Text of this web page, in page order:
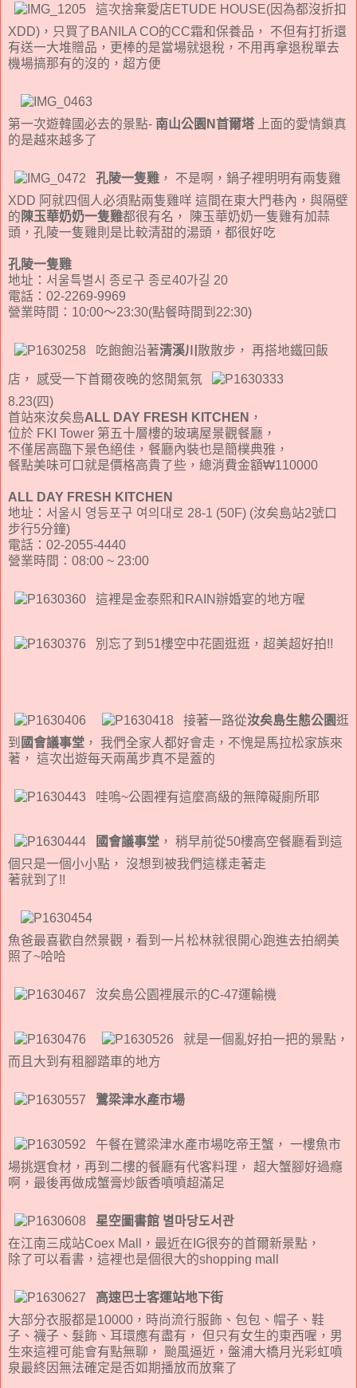
這次捨棄愛店ETUDE HOUSE(因為都沒折扣
XDD)，只買了BANILA CO的CC霜和保養品， 不但有打折還
有送一大堆贈品，更棒的是當場就退稅，不用再拿退稅單去
機場搞那有的沒的，超方便
第一次遊韓國必去的景點- 南山公園N首爾塔 上面的愛情鎖真
的是越來越多了
孔陵一隻雞 ， 不是啊，鍋子裡明明有兩隻雞
XDD 阿就四個人必須點兩隻雞咩 這間在東大門巷內，與隔壁
的 陳玉華奶奶一隻雞都很有名， 陳玉華奶奶一隻雞有加蒜
頭，孔陵一隻雞則是比較清甜的湯頭，都很好吃
孔陵一隻雞
地址：서울특별시 종로구 종로40가길 20
電話：02-2269-9969
營業時間：10:00～23:30(點餐時間到22:30)
吃飽飽沿著清溪川 散散步， 再搭地鐵回飯
店， 感受一下首爾夜晚的悠閒氣氛
8.23(四)
首站來汝矣島ALL DAY FRESH KITCHEN ，
位於 FKI Tower 第五十層樓的玻璃屋景觀餐廳，
不僅居高臨下景色絕佳，餐廳內裝也是簡樸典雅，
餐點美味可口就是價格高貴了些，總消費金額₩110000
ALL DAY FRESH KITCHEN
地址：서울시 영등포구 여의대로 28-1 (50F) (汝矣島站2號口
步行5分鐘)
電話：02-2055-4440
營業時間：08:00 ~ 23:00
這裡是金泰熙和RAIN辦婚宴的地方喔
別忘了到51樓空中花園逛逛，超美超好拍!!
接著一路從汝矣島生態公園逛
到 國會議事堂 ， 我們全家人都好會走，不愧是馬拉松家族來
著， 這次出遊每天兩萬步真不是蓋的
哇嗚~公園裡有這麼高級的無障礙廁所耶
國會議事堂 ， 稍早前從50樓高空餐廳看到這
個只是一個小小點， 沒想到被我們這樣走著走
著就到了!!
魚爸最喜歡自然景觀，看到一片松林就很開心跑進去拍網美
照了~哈哈
汝矣島公園裡展示的C-47運輸機
就是一個亂好拍一把的景點，
而且大到有租腳踏車的地方
鷺梁津水產市場
午餐在鷺梁津水產市場吃帝王蟹， 一樓魚市
場挑選食材，再到二樓的餐廳有代客料理， 超大蟹腳好過癮
啊，最後再做成蟹膏炒飯香噴噴超滿足
星空圖書館 별마당도서관
在江南三成站Coex Mall，最近在IG很夯的首爾新景點，
除了可以看書，這裡也是個很大的shopping mall
高速巴士客運站地下街
大部分衣服都是10000，時尚流行服飾、包包、帽子、鞋
子、襪子、髮飾、耳環應有盡有， 但只有女生的東西喔，男
生來這裡可能會有點無聊， 颱風逼近，盤浦大橋月光彩虹噴
泉最終因無法確定是否如期播放而放棄了